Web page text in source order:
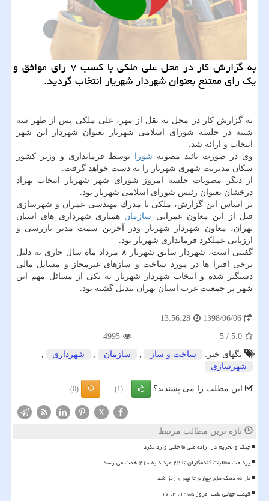
به گزارش كار در محل علی ملكی با كسب ۷ رای موافق و
یك رای ممتنع بعنوان شهردار شهریار انتخاب گردید.
به گزارش كار در محل به نقل از مهر، علی ملكی پس از ظهر سه
شنبه در جلسه شورای اسلامی شهریار بعنوان شهردار این شهر
انتخاب و ارائه شد.
وی در صورت تائید مصوبه شورا توسط فرمانداری و وزیر كشور
سكان مدیریت شهری شهریار را به دست خواهد گرفت.
از دیگر مصوبات جلسه امروز شورای شهر شهریار انتخاب بهزاد
درخشان بعنوان رئیس شورای اسلامی شهریار بود.
بر اساس این گزارش، ملكی با مدرك مهندسی عمران و شهرسازی
قبل از این معاون عمرانی سازمان همیاری شهرداری های استان
تهران، معاون شهردار شهریار ودر آخرین سمت مدیر بازرسی و
ارزیابی عملكرد فرمانداری شهریار بود.
گفتنی است، شهردار سابق شهریار ۸ مرداد ماه سال جاری به دلیل
برخی افترا ها در مورد ساخت و سازهای غیرمجاز و مسایل مالی
دستگیر شده و انتخاب شهردار شهریار به یكی از مسائل مهم این
شهر پر جمعیت غرب استان تهران تبدیل گشته بود.
1398/06/06
13:56:28
5.0
/
5
4995
تگهای خبر:
ساخت و ساز , سازمان , شهرداری
,
شهرسازی
این مطلب را می پسندید؟ (1)
(0)
X
تازه ترین مطالب مرتبط
جنگ و تحریم در اراده ملی ما خللی وارد نکرد
پرداخت مطالبات گندمکاران تا ۲۲ مرداد به ۲۱۰ همت می رسد
یارانه دهک های چهارم تا نهم واریز شد
قیمت جهانی نفت امروز ۱۴۰۵، ۴، ۱۶